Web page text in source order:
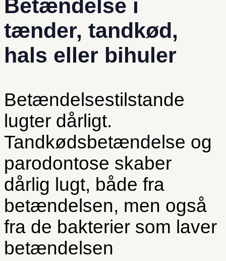
Betændelse i
tænder, tandkød,
hals eller bihuler
Betændelsestilstande
lugter dårligt.
Tandkødsbetændelse og
parodontose skaber
dårlig lugt, både fra
betændelsen, men også
fra de bakterier som laver
betændelsen